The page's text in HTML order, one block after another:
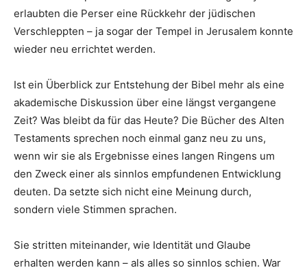
erlaubten die Perser eine Rückkehr der jüdischen
Verschleppten – ja sogar der Tempel in Jerusalem konnte
wieder neu errichtet werden.
Ist ein Überblick zur Entstehung der Bibel mehr als eine
akademische Diskussion über eine längst vergangene
Zeit? Was bleibt da für das Heute? Die Bücher des Alten
Testaments sprechen noch einmal ganz neu zu uns,
wenn wir sie als Ergebnisse eines langen Ringens um
den Zweck einer als sinnlos empfundenen Entwicklung
deuten. Da setzte sich nicht eine Meinung durch,
sondern viele Stimmen sprachen.
Sie stritten miteinander, wie Identität und Glaube
erhalten werden kann – als alles so sinnlos schien. War